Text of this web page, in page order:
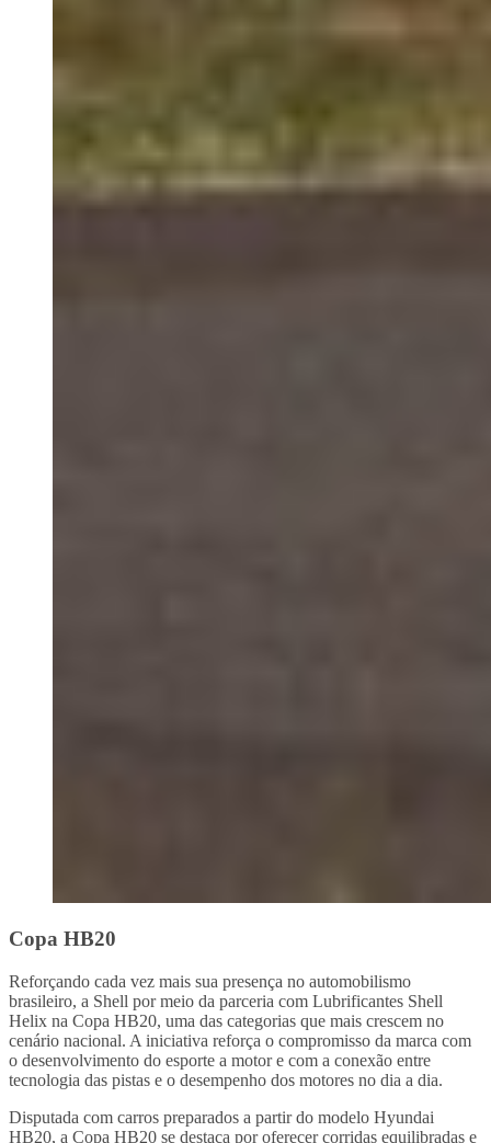
Copa HB20
Reforçando cada vez mais sua presença no automobilismo
brasileiro, a Shell por meio da parceria com Lubrificantes Shell
Helix na Copa HB20, uma das categorias que mais crescem no
cenário nacional. A iniciativa reforça o compromisso da marca com
o desenvolvimento do esporte a motor e com a conexão entre
tecnologia das pistas e o desempenho dos motores no dia a dia.
Disputada com carros preparados a partir do modelo Hyundai
HB20, a Copa HB20 se destaca por oferecer corridas equilibradas e